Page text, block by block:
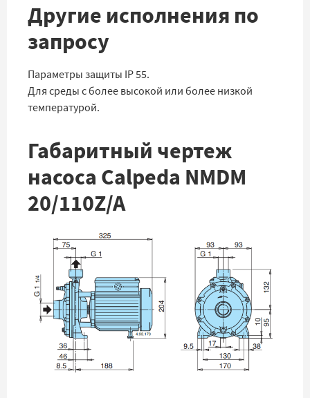
Другие исполнения по
запросу
Параметры защиты IP 55.
Для среды с более высокой или более низкой
температурой.
Габаритный чертеж
насоса Calpeda NMDM
20/110Z/A